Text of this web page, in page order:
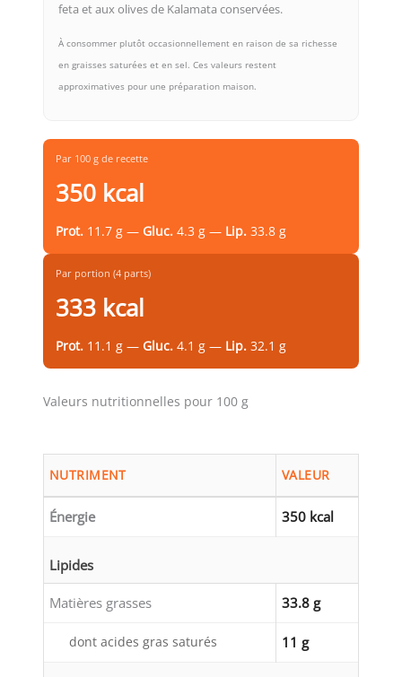
feta et aux olives de Kalamata conservées.
À consommer plutôt occasionnellement en raison de sa richesse
en graisses saturées et en sel. Ces valeurs restent
approximatives pour une préparation maison.
Par 100 g de recette
350 kcal
Prot. 11.7 g — Gluc. 4.3 g — Lip. 33.8 g
Par portion (4 parts)
333 kcal
Prot. 11.1 g — Gluc. 4.1 g — Lip. 32.1 g
Valeurs nutritionnelles pour 100 g
NUTRIMENT VALEUR
Énergie 350 kcal
Lipides
Matières grasses 33.8 g
dont acides gras saturés 11 g